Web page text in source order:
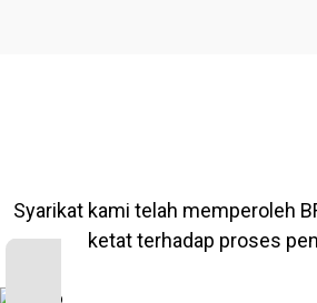
Syarikat kami telah memperoleh
ketat terhadap proses